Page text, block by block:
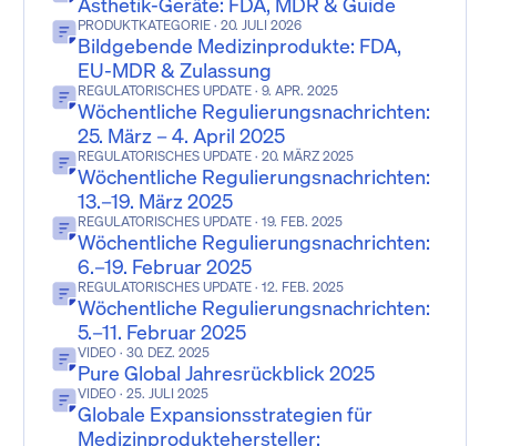
PRODUKTKATEGORIE · 20. JULI 2026
Bildgebende Medizinprodukte: FDA,
EU-MDR & Zulassung
REGULATORISCHES UPDATE · 9. APR. 2025
Wöchentliche Regulierungsnachrichten:
25. März – 4. April 2025
REGULATORISCHES UPDATE · 20. MÄRZ 2025
Wöchentliche Regulierungsnachrichten:
13.–19. März 2025
REGULATORISCHES UPDATE · 19. FEB. 2025
Wöchentliche Regulierungsnachrichten:
6.–19. Februar 2025
REGULATORISCHES UPDATE · 12. FEB. 2025
Wöchentliche Regulierungsnachrichten:
5.–11. Februar 2025
VIDEO · 30. DEZ. 2025
Pure Global Jahresrückblick 2025
VIDEO · 25. JULI 2025
Globale Expansionsstrategien für
Medizinproduktehersteller: